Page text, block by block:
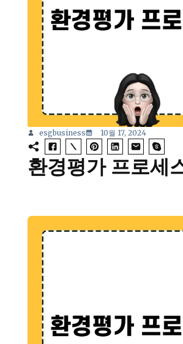
esgbusiness 10월 17, 2024
환경평가 프로세